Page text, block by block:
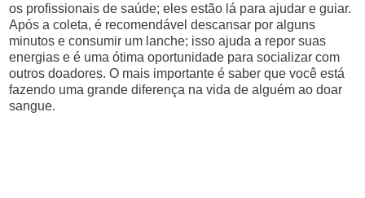
os profissionais de saúde; eles estão lá para ajudar e guiar.
Após a coleta, é recomendável descansar por alguns
minutos e consumir um lanche; isso ajuda a repor suas
energias e é uma ótima oportunidade para socializar com
outros doadores. O mais importante é saber que você está
fazendo uma grande diferença na vida de alguém ao doar
sangue.